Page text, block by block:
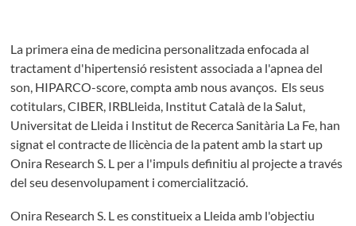
La primera eina de medicina personalitzada enfocada al
tractament d'hipertensió resistent associada a l'apnea del
son, HIPARCO-score, compta amb nous avanços. Els seus
cotitulars, CIBER, IRBLleida, Institut Català de la Salut,
Universitat de Lleida i Institut de Recerca Sanitària La Fe, han
signat el contracte de llicència de la patent amb la start up
Onira Research S. L per a l'impuls definitiu al projecte a través
del seu desenvolupament i comercialització.
Onira Research S. L es constitueix a Lleida amb l'objectiu